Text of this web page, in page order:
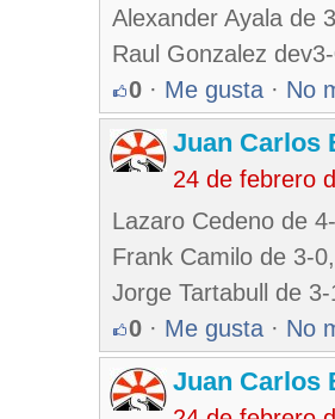
Alexander Ayala de
Raul Gonzalez
0 · Me gusta · No
Juan Carlos
24 de febrero
Lazaro Cedeno de
Frank Camilo de 3-
Jorge Tartabull de
0 · Me gusta · No
Juan Carlos